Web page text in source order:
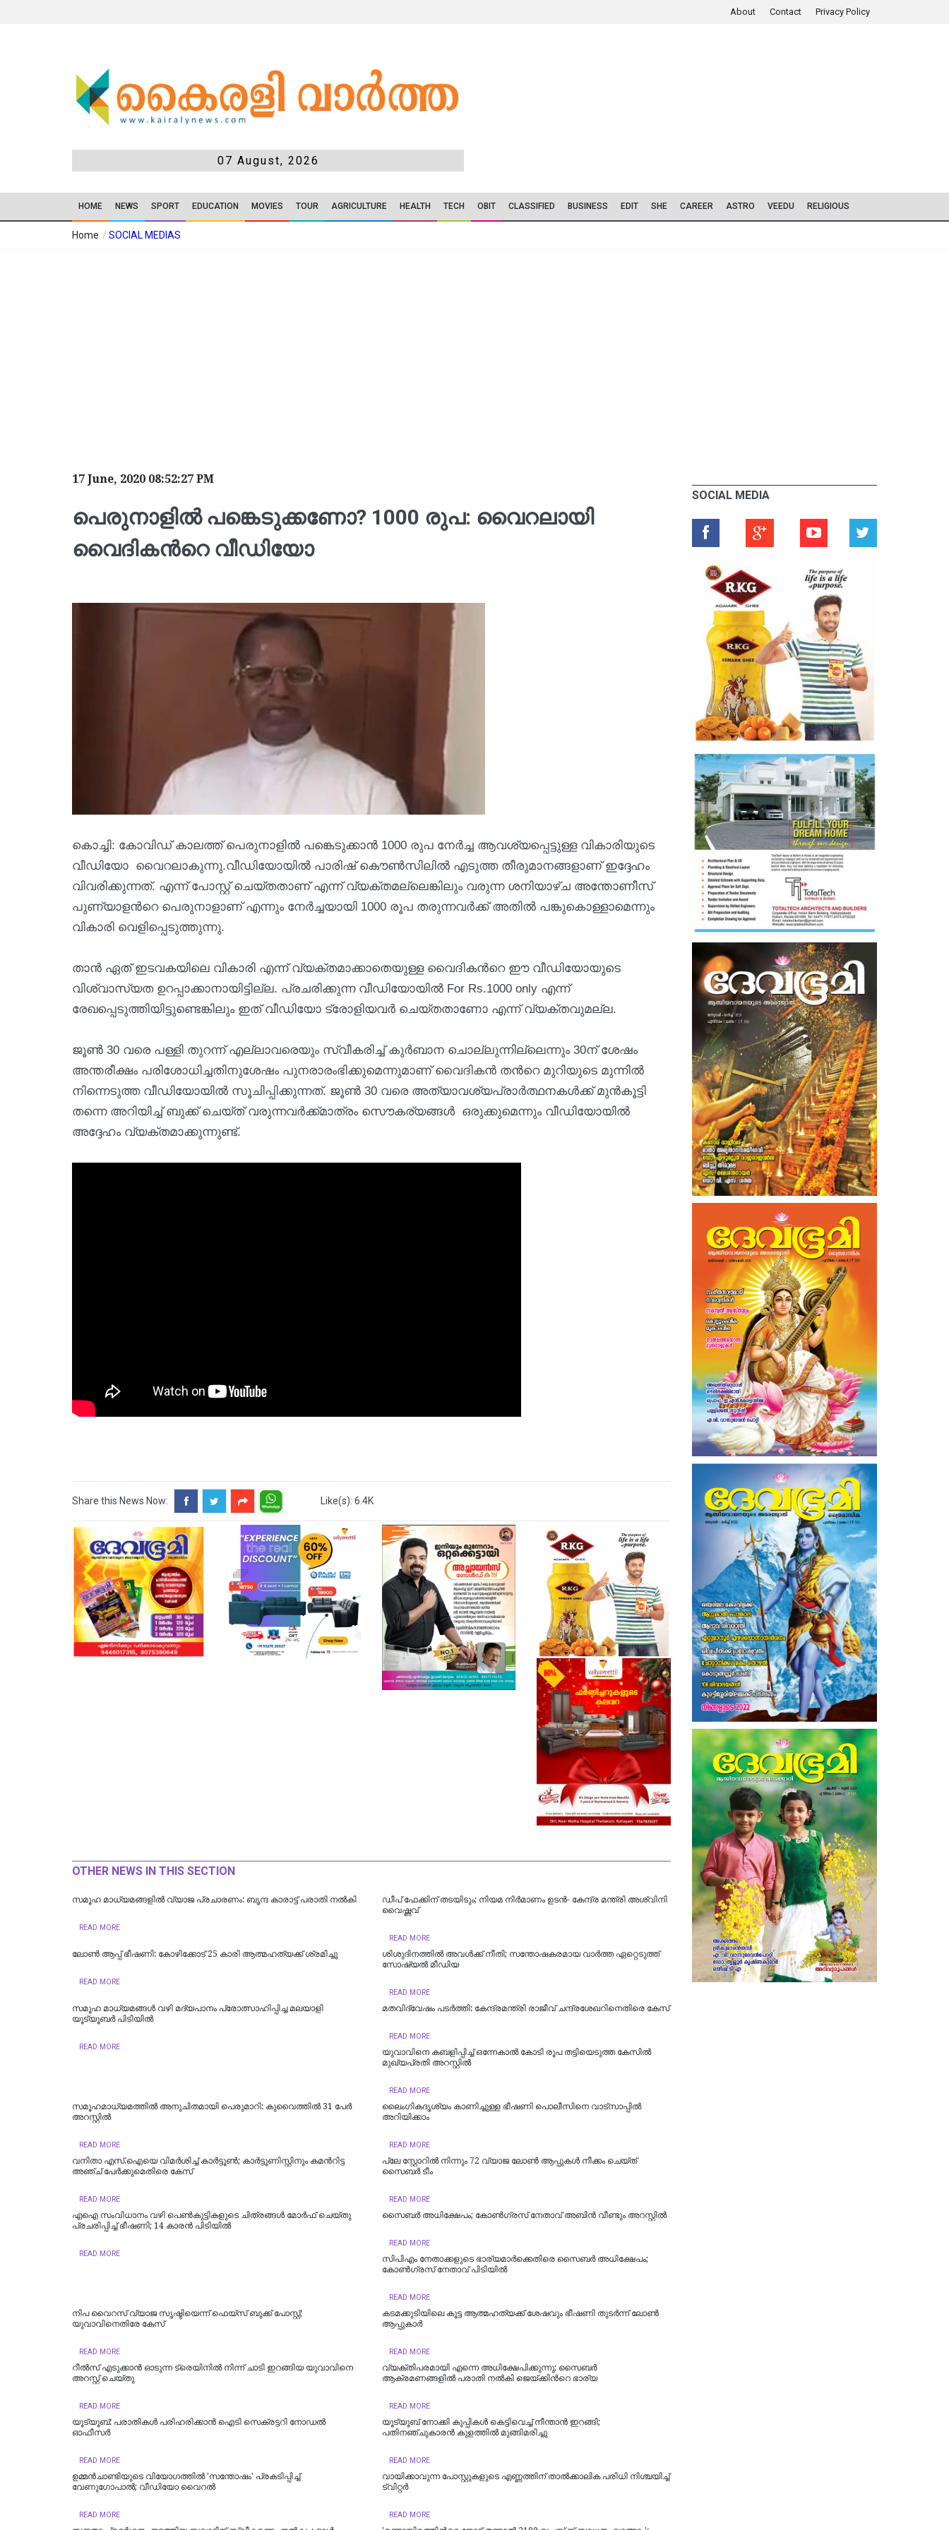
About Contact Privacy Policy
07 August, 2026
HOME NEWS SPORT EDUCATION MOVIES TOUR AGRICULTURE HEALTH TECH OBIT CLASSIFIED BUSINESS EDIT SHE CAREER ASTRO VEEDU RELIGIOUS
Home / SOCIAL MEDIAS
17 June, 2020 08:52:27 PM
പെരുനാളില്‍ പങ്കെടുക്കണോ? 1000 രുപ: വൈറലായി
വൈദികന്‍റെ വീഡിയോ
കൊച്ചി: കോവിഡ് കാലത്ത് പെരുനാളില്‍ പങ്കെടുക്കാന്‍ 1000 രുപ നേര്‍ച്ച ആവശ്യപ്പെട്ടുള്ള വികാരിയുടെ
വീഡിയോ വൈറലാകുന്നു.വീഡിയോയില്‍ പാരിഷ് കൌണ്‍സിലില്‍ എടുത്ത തീരുമാനങ്ങളാണ് ഇദ്ദേഹം
വിവരിക്കുന്നത്. എന്ന് പോസ്റ്റ് ചെയ്തതാണ് എന്ന് വ്യക്തമല്ലെങ്കിലും വരുന്ന ശനിയാഴ്ച അന്തോണീസ്
പുണ്യാളന്‍റെ പെരുനാളാണ് എന്നും നേര്‍ച്ചയായി 1000 രൂപ തരുന്നവര്‍ക്ക് അതില്‍ പങ്കുകൊള്ളാമെന്നും
വികാരി വെളിപ്പെടുത്തുന്നു.
താന്‍ ഏത് ഇടവകയിലെ വികാരി എന്ന് വ്യക്തമാക്കാതെയുള്ള വൈദികന്‍റെ ഈ വീഡിയോയുടെ
വിശ്വാസ്യത ഉറപ്പാക്കാനായിട്ടില്ല. പ്രചരിക്കുന്ന വീഡിയോയില്‍ For Rs.1000 only എന്ന്
രേഖപ്പെടുത്തിയിട്ടുണ്ടെങ്കിലും ഇത് വീഡിയോ ട്രോളിയവര്‍ ചെയ്തതാണോ എന്ന് വ്യക്തവുമല്ല.
ജൂണ്‍ 30 വരെ പള്ളി തുറന്ന് എല്ലാവരെയും സ്വീകരിച്ച് കുര്‍ബാന ചൊല്ലുന്നില്ലെന്നും 30ന് ശേഷം
അന്തരീക്ഷം പരിശോധിച്ചതിനുശേഷം പുനരാരംഭിക്കുമെന്നുമാണ് വൈദികന്‍ തന്‍റെ മുറിയുടെ മുന്നില്‍
നിന്നെടുത്ത വീഡിയോയില്‍ സൂചിപ്പിക്കുന്നത്. ജൂണ്‍ 30 വരെ അത്യാവശ്യപ്രാര്‍ത്ഥനകള്‍ക്ക് മുന്‍കൂട്ടി
തന്നെ അറിയിച്ച് ബുക്ക് ചെയ്ത് വരുന്നവര്‍ക്ക്മാത്രം സൌകര്യങ്ങള്‍ ഒരുക്കുമെന്നും വീഡിയോയില്‍
അദ്ദേഹം വ്യക്തമാക്കുന്നുണ്ട്.
Share this News Now: Like(s): 6.4K
OTHER NEWS IN THIS SECTION
സമൂഹ മാധ്യമങ്ങളിൽ വ്യാജ പ്രചാരണം: ബൃന്ദ കാരാട്ട്‌ പരാതി നൽകി
READ MORE
ഡീപ് ഫേക്കിന് തടയിടും; നിയമ നിർമാണം ഉടന്‍- കേന്ദ്ര മന്ത്രി അശ്വിനി
വൈഷ്ണവ്
READ MORE
ലോണ്‍ ആപ്പ് ഭീഷണി: കോഴിക്കോട് 25 കാരി ആത്മഹത്യക്ക് ശ്രമിച്ചു
READ MORE
ശിശുദിനത്തില്‍ അവള്‍ക്ക് നീതി; സന്തോഷകരമായ വാര്‍ത്ത ഏറ്റെടുത്ത്
സോഷ്യല്‍ മീഡിയ
READ MORE
സമൂഹ മാധ്യമങ്ങള്‍ വഴി മദ്യപാനം പ്രോത്സാഹിപ്പിച്ച മലയാളി
യൂട്യൂബര്‍ പിടിയില്‍
READ MORE
മതവിദ്വേഷം പടര്‍ത്തി: കേന്ദ്രമന്ത്രി രാജീവ് ചന്ദ്രശേഖറിനെതിരെ കേസ്
READ MORE
യുവാവിനെ കബളിപ്പിച്ച് ഒന്നേകാൽ കോടി രൂപ തട്ടിയെടുത്ത കേസിൽ
മുഖ്യപ്രതി അറസ്റ്റിൽ
READ MORE
സമൂഹമാധ്യമത്തില്‍ അനുചിതമായി പെരുമാറി: കുവൈത്തില്‍ 31 പേര്‍
അറസ്റ്റില്‍
READ MORE
ലൈംഗികദൃശ്യം കാണിച്ചുള്ള ഭീഷണി പൊലീസിനെ വാട്‌സാപ്പില്‍
അറിയിക്കാം
READ MORE
വനിതാ എസ്.ഐയെ വിമർശിച്ച് കാർട്ടൂണ്‍; കാർട്ടൂണിസ്റ്റിനും കമന്‍റിട്ട
അഞ്ച് പേർക്കുമെതിരെ കേസ്
READ MORE
പ്ലേ സ്റ്റോറില്‍ നിന്നും 72 വ്യാജ ലോണ്‍ ആപ്പുകള്‍ നീക്കം ചെയ്ത്
സൈബര്‍ ടീം
READ MORE
എഐ സംവിധാനം വഴി പെണ്‍കുട്ടികളുടെ ചിത്രങ്ങള്‍ മോര്‍ഫ് ചെയ്തു
പ്രചരിപ്പിച്ച് ഭീഷണി; 14 കാരന്‍ പിടിയില്‍
READ MORE
സൈബർ അധിക്ഷേപം; കോണ്‍ഗ്രസ് നേതാവ് അബിന്‍ വീണ്ടും അറസ്റ്റിൽ
READ MORE
സിപിഎം നേതാക്കളുടെ ഭാര്യമാർക്കെതിരെ സൈബർ അധിക്ഷേപം;
കോൺഗ്രസ് നേതാവ് പിടിയിൽ
READ MORE
നിപ വൈറസ് വ്യാജ സൃഷ്ടിയെന്ന് ഫെയ്സ് ബുക്ക് പോസ്റ്റ്;
യുവാവിനെതിരേ കേസ്
READ MORE
കടമക്കുടിയിലെ കൂട്ട ആത്മഹത്യക്ക് ശേഷവും ഭീഷണി തുടർന്ന് ലോൺ
ആപ്പുകാര്‍
READ MORE
റീല്‍സ് എടുക്കാൻ ഓടുന്ന ട്രെയിനിൽ നിന്ന് ചാടി ഇറങ്ങിയ യുവാവിനെ
അറസ്റ്റ് ചെയ്തു
READ MORE
വ്യക്തിപരമായി എന്നെ അധിക്ഷേപിക്കുന്നു; സൈബർ
ആക്രമണങ്ങളിൽ പരാതി നൽകി ജെയ്ക്കിന്‍റെ ഭാര്യ
READ MORE
യൂട്യൂബ്: പരാതികള്‍ പരിഹരിക്കാന്‍ ഐടി സെക്രട്ടറി നോഡല്‍
ഓഫീസര്‍
READ MORE
യൂട്യൂബ് നോക്കി കുപ്പികൾ കെട്ടിവെച്ച് നീന്താൻ ഇറങ്ങി;
പതിനഞ്ചുകാരൻ കുളത്തിൽ മുങ്ങിമരിച്ചു
READ MORE
ഉമ്മന്‍ചാണ്ടിയുടെ വിയോഗത്തില്‍ 'സന്തോഷം' പ്രകടിപ്പിച്ച്
വേണുഗോപാല്‍; വീ‍ഡിയോ വൈറല്‍
READ MORE
വാ​യി​ക്കാ​വു​ന്ന പോ​സ്റ്റു​ക​ളു​ടെ എ​ണ്ണ​ത്തി​ന് താ​ൽ​ക്കാ​ലി​ക പ​രി​ധി നി​ശ്ച​യി​ച്ച്
ട്വിറ്റർ
READ MORE
SOCIAL MEDIA